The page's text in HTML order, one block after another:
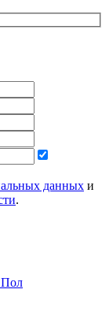
данных и
.